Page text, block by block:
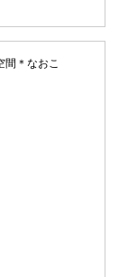
間＊なおこ